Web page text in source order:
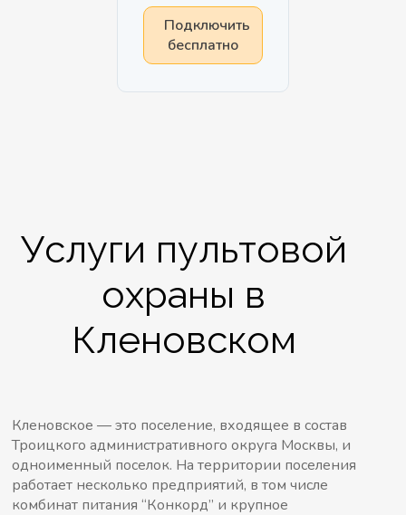
Подключить
бесплатно
Услуги пультовой
охраны в
Кленовском
Кленовское — это поселение, входящее в состав
Троицкого административного округа Москвы, и
одноименный поселок. На территории поселения
работает несколько предприятий, в том числе
комбинат питания “Конкорд” и крупное